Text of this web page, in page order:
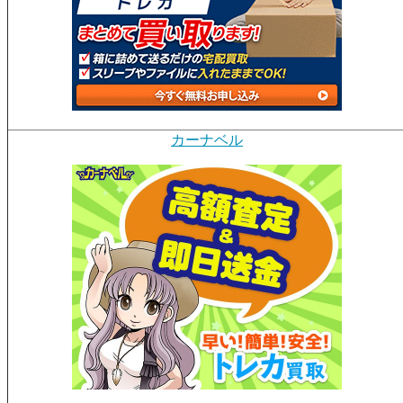
カーナベル